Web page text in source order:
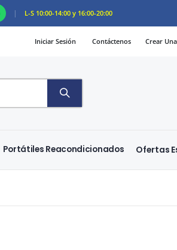
| L-S 10:00-14:00 y 16:00-20:00
Iniciar Sesión Contáctenos Crear
Portátiles Reacondicionados Ofertas